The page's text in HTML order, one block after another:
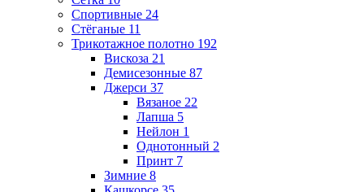
Спортивные 24
Стёганые 11
Трикотажное полотно 192
Вискоза 21
Демисезонные 87
Джерси 37
Вязаное 22
Лапша 5
Нейлон 1
Однотонный 2
Принт 7
Зимние 8